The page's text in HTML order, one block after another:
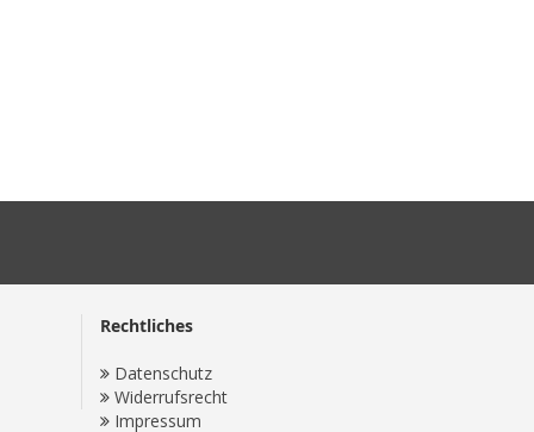
Rechtliches
Datenschutz
Widerrufsrecht
Impressum